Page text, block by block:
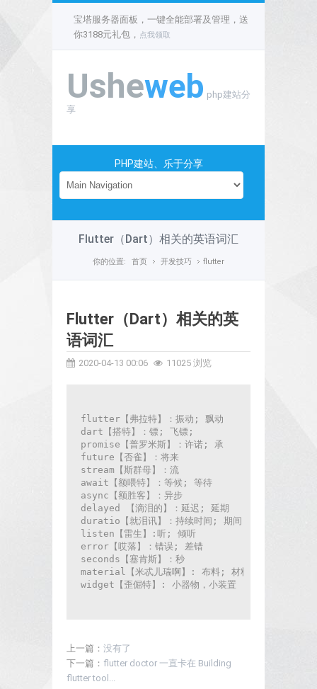
宝塔服务器面板，一键全能部署及管理，送
你3188元礼包， 点我领取
Usheweb php建站分
享
PHP建站、乐于分享
Flutter（Dart）相关的英语词汇
你的位置: 首页 开发技巧 flutter
Flutter（Dart）相关的英
语词汇
2020-04-13 00:06 11025 浏览
flutter【弗拉特】：振动; 飘动
dart【搭特】：镖; 飞镖;
promise【普罗米斯】：许诺; 承
future【否雀】：将来
stream【斯群母】：流
await【额喂特】：等候; 等待
async【额胜客】：异步
delayed 【滴泪的】：延迟; 延期
duratio【就泪讯】：持续时间; 期间;
listen【雷生】:听; 倾听
error【哎落】：错误; 差错
seconds【塞肯斯】：秒
material【米忒儿瑞啊】: 布料; 材料
widget【歪倔特】: 小器物，小装置
上一篇： 没有了
下一篇： flutter doctor 一直卡在 Building
flutter tool...